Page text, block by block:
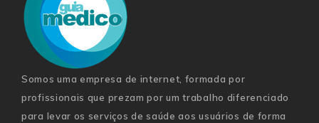
Somos uma empresa de internet, formada por
profissionais que prezam por um trabalho diferenciado
para levar os serviços de saúde aos usuários de forma